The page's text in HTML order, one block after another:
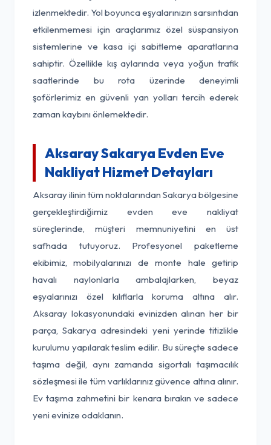
izlenmektedir. Yol boyunca eşyalarınızın sarsıntıdan
etkilenmemesi için araçlarımız özel süspansiyon
sistemlerine ve kasa içi sabitleme aparatlarına
sahiptir. Özellikle kış aylarında veya yoğun trafik
saatlerinde bu rota üzerinde deneyimli
şoförlerimiz en güvenli yan yolları tercih ederek
zaman kaybını önlemektedir.
Aksaray Sakarya Evden Eve
Nakliyat Hizmet Detayları
Aksaray ilinin tüm noktalarından Sakarya bölgesine
gerçekleştirdiğimiz evden eve nakliyat
süreçlerinde, müşteri memnuniyetini en üst
safhada tutuyoruz. Profesyonel paketleme
ekibimiz, mobilyalarınızı de monte hale getirip
havalı naylonlarla ambalajlarken, beyaz
eşyalarınızı özel kılıflarla koruma altına alır.
Aksaray lokasyonundaki evinizden alınan her bir
parça, Sakarya adresindeki yeni yerinde titizlikle
kurulumu yapılarak teslim edilir. Bu süreçte sadece
taşıma değil, aynı zamanda sigortalı taşımacılık
sözleşmesi ile tüm varlıklarınız güvence altına alınır.
Ev taşıma zahmetini bir kenara bırakın ve sadece
yeni evinize odaklanın.